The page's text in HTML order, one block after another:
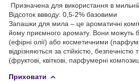
Призначена для використання в
Відсоток ввводу: 0,5-2% базовими
Запашки для мила – це ароматичні
йому приємного аромату. Вони можуть
(ефірні олії) або косметичними
відрізняються за стійкістю,
(фруктові, квіткові, парфумерні
Приховати